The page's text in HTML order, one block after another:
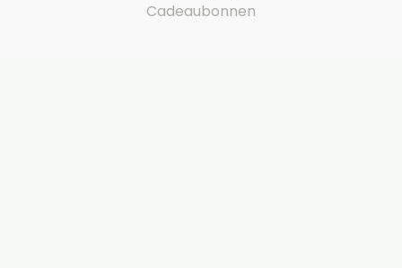
Cadeaubonnen